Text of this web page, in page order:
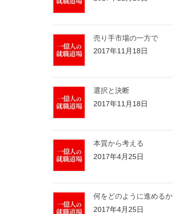
売り手市場の一方で
2017年11月18日
選択と決断
2017年11月18日
本質から考える
2017年4月25日
何をどのように進めるか
2017年4月25日